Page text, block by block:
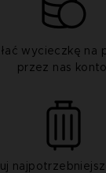
wycieczkę na
przez nas